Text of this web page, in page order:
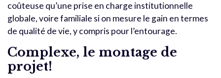
coûteuse qu’une prise en charge institutionnelle
globale, voire familiale si on mesure le gain en termes
de qualité de vie, y compris pour l’entourage.
Complexe, le montage de
projet!